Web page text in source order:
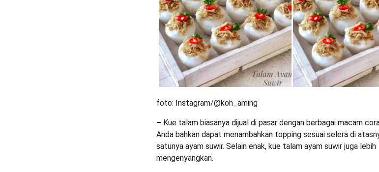
foto: Instagram/@koh_aming
– Kue talam biasanya dijual di pasar dengan berbagai macam
Anda bahkan dapat menambahkan topping sesuai selera di
satunya ayam suwir. Selain enak, kue talam ayam suwir juga lebih
mengenyangkan.